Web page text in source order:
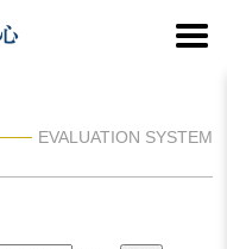
EVALUATION SYSTEM